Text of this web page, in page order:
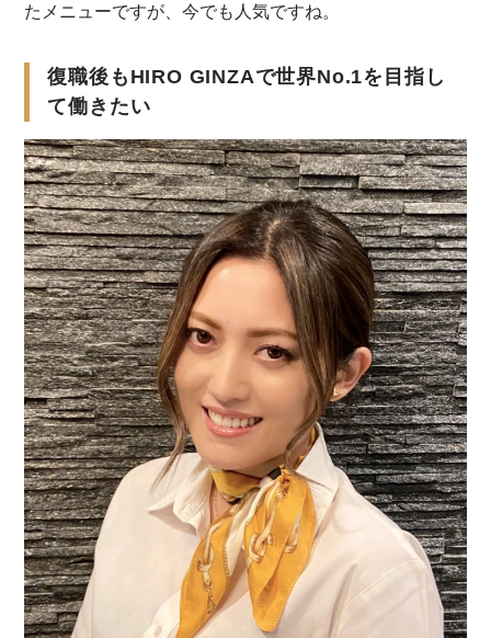
たメニューですが、今でも人気ですね。
復職後もHIRO GINZAで世界No.1を目指し
て働きたい